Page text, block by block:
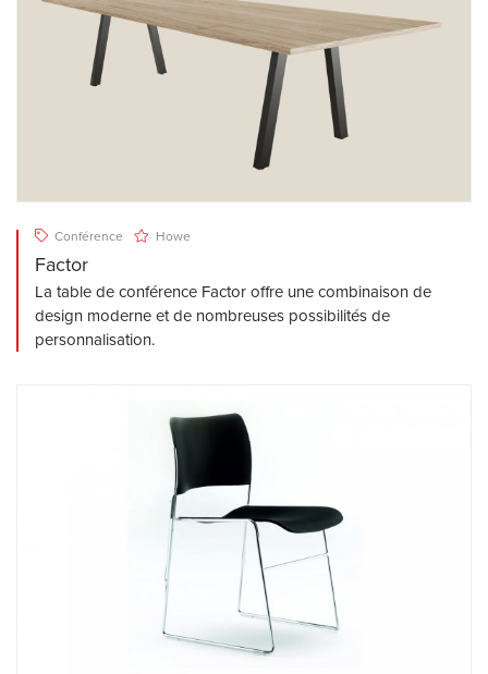
Conférence Howe
Factor
La table de conférence Factor offre une combinaison de
design moderne et de nombreuses possibilités de
personnalisation.